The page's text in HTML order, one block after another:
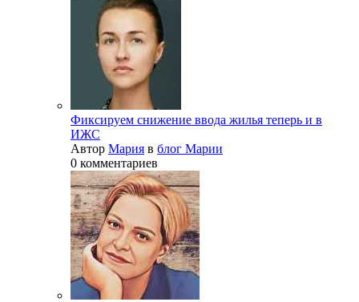
Фиксируем снижение ввода жилья теперь и в
ИЖС
Автор Мария в блог Марии
0 комментариев